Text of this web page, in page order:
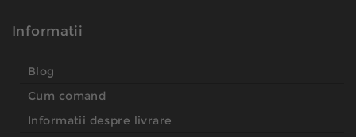
Informatii
Blog
Cum comand
Informatii despre livrare